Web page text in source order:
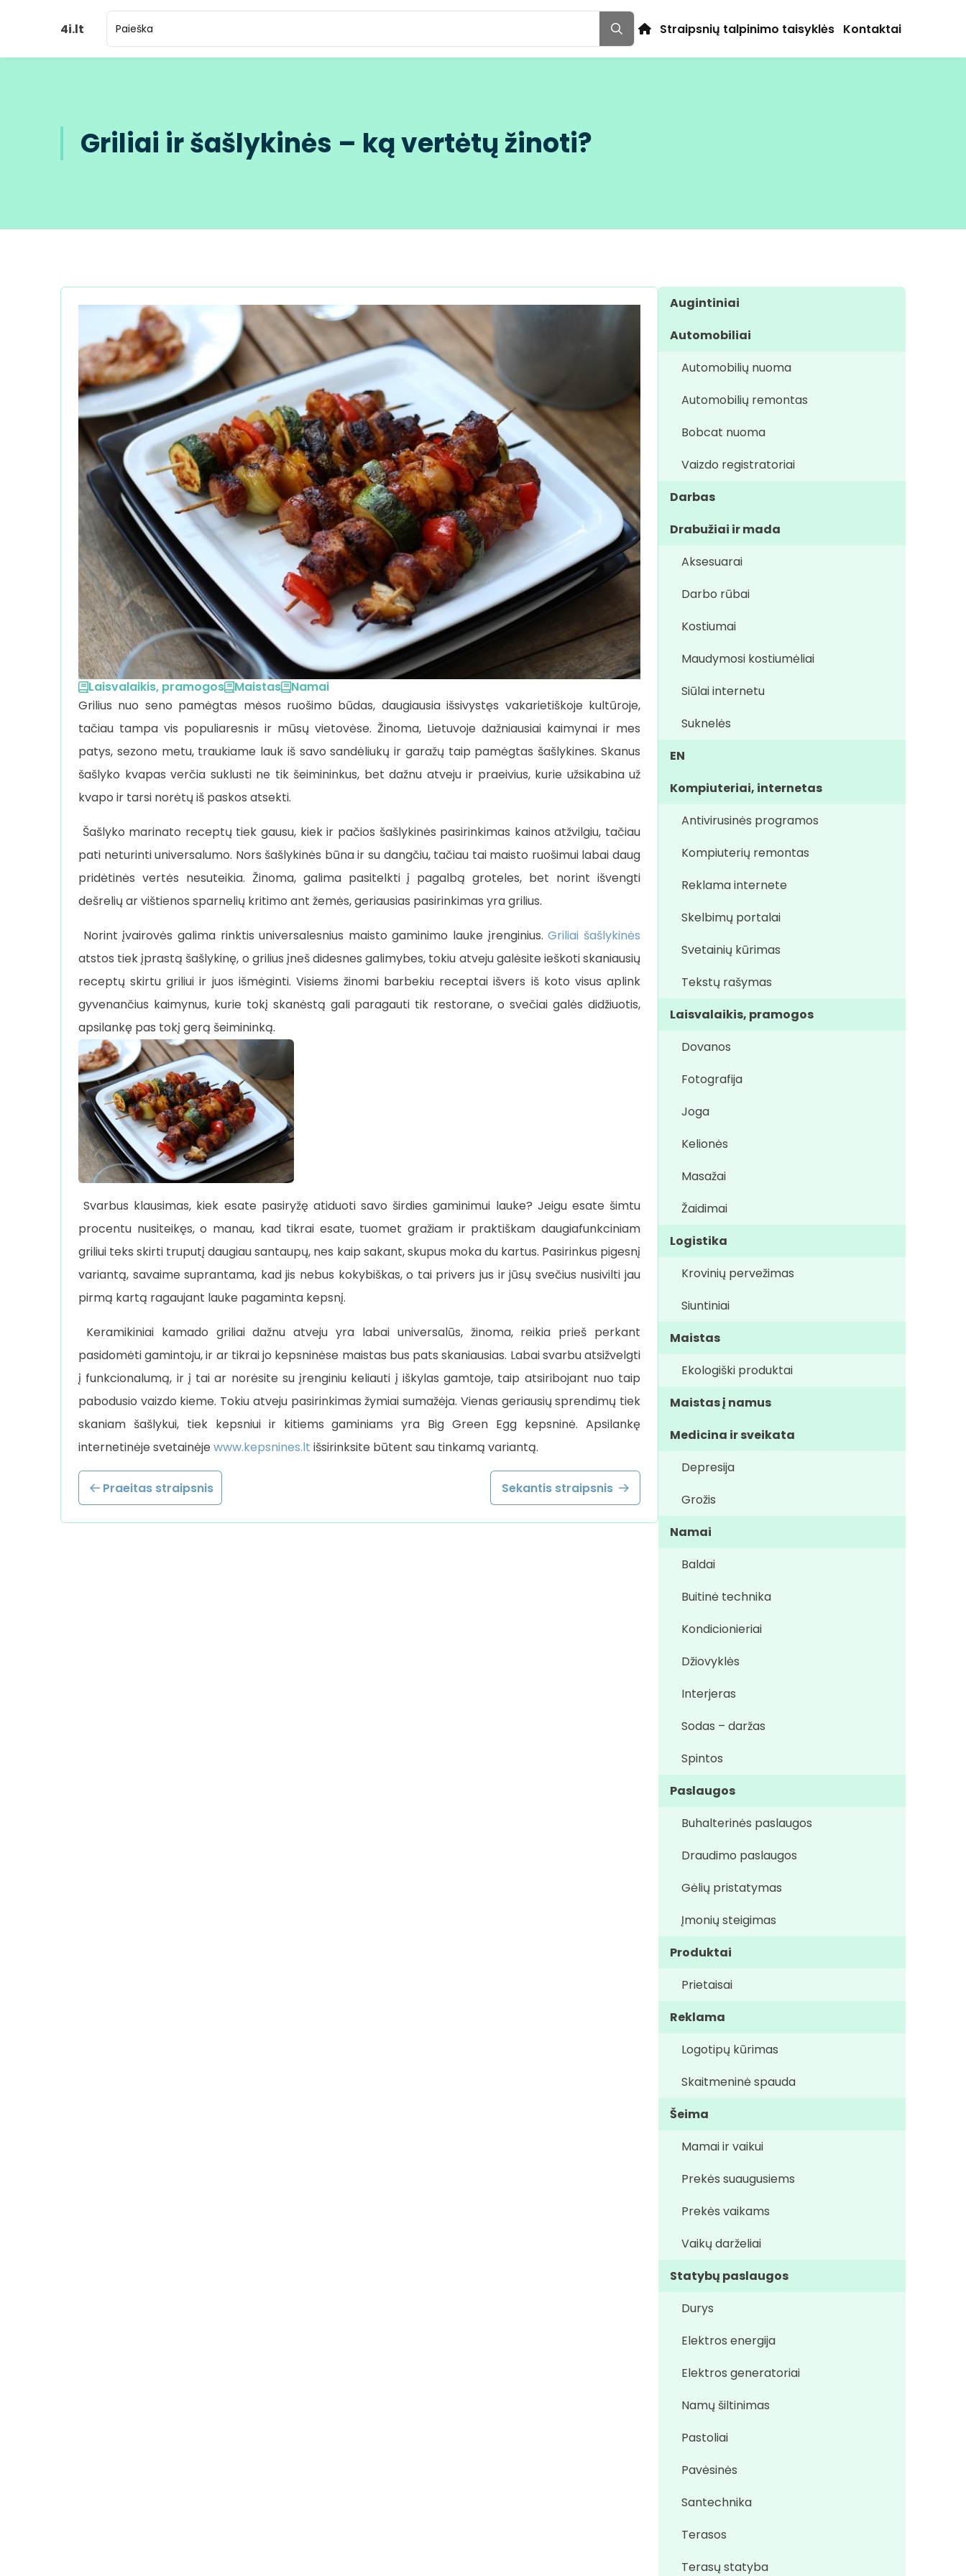
4i.lt Straipsnių talpinimo taisyklės Kontaktai
Griliai ir šašlykinės – ką vertėtų žinoti?
Laisvalaikis, pramogos Maistas
Namai
Grilius nuo seno pamėgtas mėsos ruošimo būdas, daugiausia išsivystęs vakarietiškoje kultūroje,
tačiau tampa vis populiaresnis ir mūsų vietovėse. Žinoma, Lietuvoje dažniausiai kaimynai ir mes
patys, sezono metu, traukiame lauk iš savo sandėliukų ir garažų taip pamėgtas šašlykines. Skanus
šašlyko kvapas verčia suklusti ne tik šeimininkus, bet dažnu atveju ir praeivius, kurie užsikabina už
kvapo ir tarsi norėtų iš paskos atsekti.
Šašlyko marinato receptų tiek gausu, kiek ir pačios šašlykinės pasirinkimas kainos atžvilgiu, tačiau
pati neturinti universalumo. Nors šašlykinės būna ir su dangčiu, tačiau tai maisto ruošimui labai daug
pridėtinės vertės nesuteikia. Žinoma, galima pasitelkti į pagalbą groteles, bet norint išvengti
dešrelių ar vištienos sparnelių kritimo ant žemės, geriausias pasirinkimas yra grilius.
Norint įvairovės galima rinktis universalesnius maisto gaminimo lauke įrenginius.Griliai šašlykinės
atstos tiek įprastą šašlykinę, o grilius įneš didesnes galimybes, tokiu atveju galėsite ieškoti skaniausių
receptų skirtu griliui ir juos išmėginti. Visiems žinomi barbekiu receptai išvers iš koto visus aplink
gyvenančius kaimynus, kurie tokį skanėstą gali paragauti tik restorane, o svečiai galės didžiuotis,
apsilankę pas tokį gerą šeimininką.
Svarbus klausimas, kiek esate pasiryžę atiduoti savo širdies gaminimui lauke? Jeigu esate šimtu
procentu nusiteikęs, o manau, kad tikrai esate, tuomet gražiam ir praktiškam daugiafunkciniam
griliui teks skirti truputį daugiau santaupų, nes kaip sakant, skupus moka du kartus. Pasirinkus pigesnį
variantą, savaime suprantama, kad jis nebus kokybiškas, o tai privers jus ir jūsų svečius nusivilti jau
pirmą kartą ragaujant lauke pagaminta kepsnį.
Keramikiniai kamado griliai dažnu atveju yra labai universalūs, žinoma, reikia prieš perkant
pasidomėti gamintoju, ir ar tikrai jo kepsninėse maistas bus pats skaniausias. Labai svarbu atsižvelgti
į funkcionalumą, ir į tai ar norėsite su įrenginiu keliauti į iškylas gamtoje, taip atsiribojant nuo taip
pabodusio vaizdo kieme. Tokiu atveju pasirinkimas žymiai sumažėja. Vienas geriausių sprendimų tiek
skaniam šašlykui, tiek kepsniui ir kitiems gaminiams yra Big Green Egg kepsninė. Apsilankę
internetinėje svetainėje www.kepsnines.lt išsirinksite būtent sau tinkamą variantą.
Praeitas straipsnis Sekantis straipsnis
Augintiniai
Automobiliai
Automobilių nuoma
Automobilių remontas
Bobcat nuoma
Vaizdo registratoriai
Darbas
Drabužiai ir mada
Aksesuarai
Darbo rūbai
Kostiumai
Maudymosi kostiumėliai
Siūlai internetu
Suknelės
EN
Kompiuteriai, internetas
Antivirusinės programos
Kompiuterių remontas
Reklama internete
Skelbimų portalai
Svetainių kūrimas
Tekstų rašymas
Laisvalaikis, pramogos
Dovanos
Fotografija
Joga
Kelionės
Masažai
Žaidimai
Logistika
Krovinių pervežimas
Siuntiniai
Maistas
Ekologiški produktai
Maistas į namus
Medicina ir sveikata
Depresija
Grožis
Namai
Baldai
Buitinė technika
Kondicionieriai
Džiovyklės
Interjeras
Sodas – daržas
Spintos
Paslaugos
Buhalterinės paslaugos
Draudimo paslaugos
Gėlių pristatymas
Įmonių steigimas
Produktai
Prietaisai
Reklama
Logotipų kūrimas
Skaitmeninė spauda
Šeima
Mamai ir vaikui
Prekės suaugusiems
Prekės vaikams
Vaikų darželiai
Statybų paslaugos
Durys
Elektros energija
Elektros generatoriai
Namų šiltinimas
Pastoliai
Pavėsinės
Santechnika
Terasos
Terasų statyba